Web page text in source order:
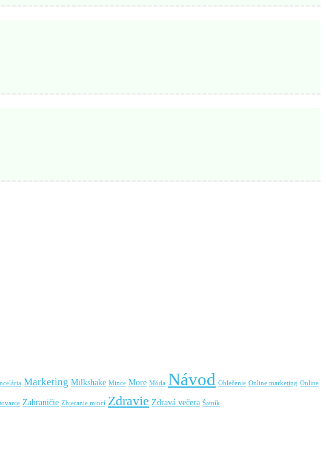
Marketing Milkshake Mince More Móda Návod Oblečenie Online marketing Online
Zahraničie Zbieranie mincí Zdravie Zdravá večera Šatník